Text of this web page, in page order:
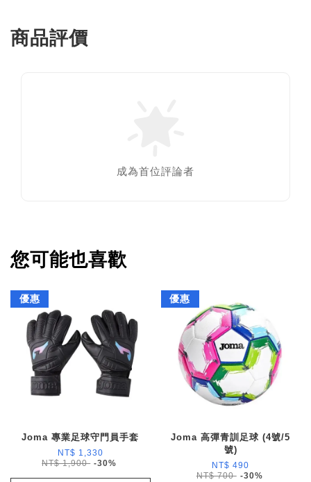
商品評價
成為首位評論者
您可能也喜歡
優惠
Joma 專業足球守門員手套
NT$ 1,330
NT$ 1,900 -30%
優惠
Joma 高彈青訓足球 (4號/5
號)
NT$ 490
NT$ 700 -30%